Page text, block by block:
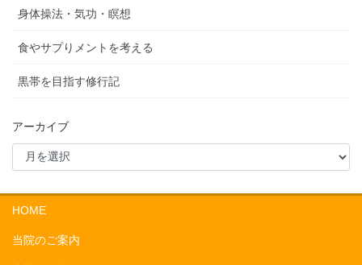
身体操法・気功・瞑想
食やサプりメントを考える
黒帯を目指す修行記
アーカイブ
HOME
当院のご案内